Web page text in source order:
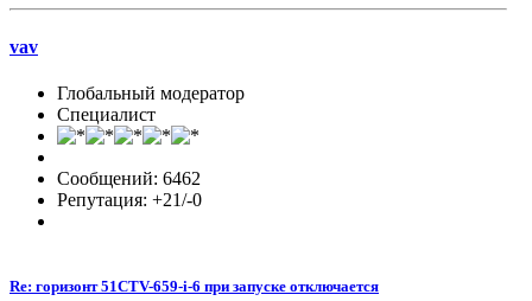
vav
Глобальный модератор
Специалист
Сообщений: 6462
Репутация: +21/-0
Re: горизонт 51CTV-659-i-6 при запуске отключается